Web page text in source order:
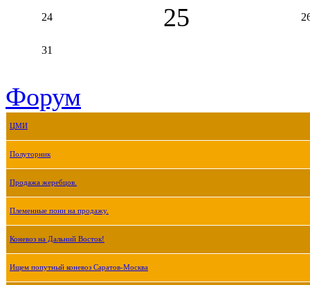
24 25
31
Форум
ЦМИ
Полуторник
Продажа жеребцов.
Племенные пони на продажу.
Коневоз на Дальний Восток!
Ищем попутный коневоз Саратов-Москва